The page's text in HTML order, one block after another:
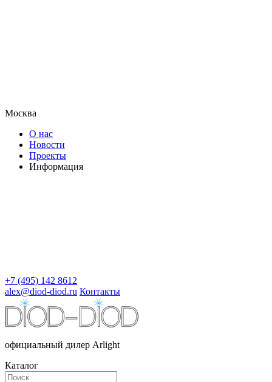
Москва
О нас
Новости
Проекты
Информация
+7 (495) 142 8612
alex@diod-diod.ru Контакты
официальный дилер Arlight
Каталог